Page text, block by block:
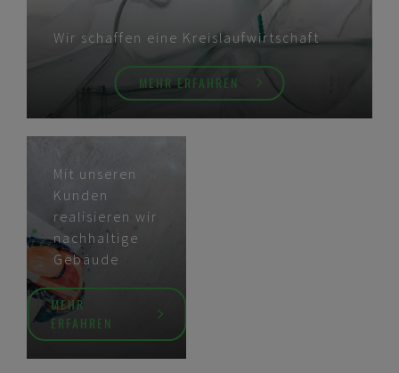
Wir schaffen eine Kreislaufwirtschaft
MEHR ERFAHREN
Mit unseren
Kunden
realisieren wir
nachhaltige
Gebäude
MEHR
ERFAHREN